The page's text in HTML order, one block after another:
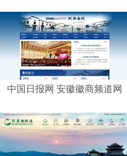
中国日报网 安徽徽商频道网